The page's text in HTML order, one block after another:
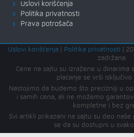
Uslovi korišćenja
Politika privatnosti
Prava potrošača
Uslovi korišćenja| Politika privatnosti
zadržana.
Cene na sajtu su izražene u dinarima
plaćanje se vrši isključivo
Nastojimo da budemo što precizniji u
i samih cena, ali ne možemo
kompletne i bez
Svi artikli prikazani na sajtu su deo
se da su dostupni u